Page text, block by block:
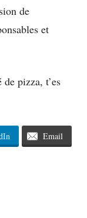
de
et
pizza, t’es
Email